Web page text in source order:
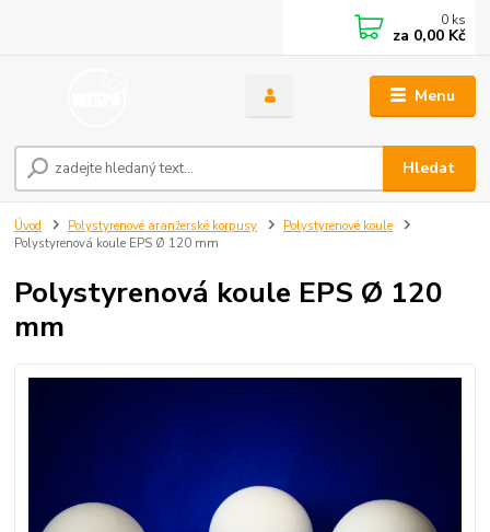
Menu
Hledat
0 ks
za 0,00 Kč
Úvod Polystyrenové aranžerské korpusy
Polystyrenové koule
Polystyrenová koule EPS Ø 120 mm
Polystyrenová koule EPS Ø 120
mm